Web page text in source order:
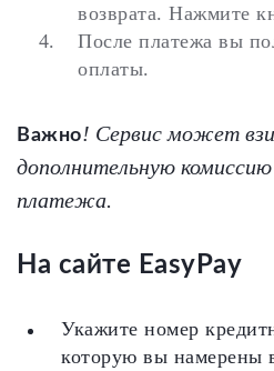
возврата. Нажмите
После платежа вы
оплаты.
Важно! Сервис может
дополнительную комиссию
платежа.
На сайте EasyPay
Укажите номер
которую вы намерены